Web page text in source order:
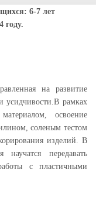
6-7 лет
году.
на развитие
усидчивости.В рамках
освоение
соленым тестом
изделий. В
передавать
с пластичными